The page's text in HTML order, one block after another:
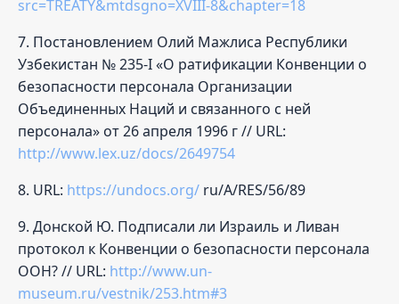
src=TREATY&mtdsgno=XVIII-8&chapter=18
7. Постановлением Олий Мажлиса Республики
Узбекистан № 235-I «О ратификации Конвенции о
безопасности персонала Организации
Объединенных Наций и связанного с ней
персонала» от 26 апреля 1996 г // URL:
http://www.lex.uz/docs/2649754
8. URL: https://undocs.org/ ru/A/RES/56/89
9. Донской Ю. Подписали ли Израиль и Ливан
протокол к Конвенции о безопасности персонала
ООН? // URL: http://www.un-
museum.ru/vestnik/253.htm#3